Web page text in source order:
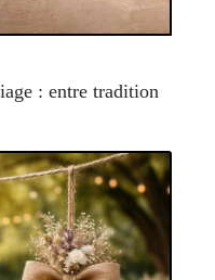
: entre tradition